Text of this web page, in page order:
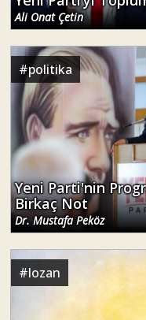
Ali Onat Çetin
#politika
Yeni Parti'nin
Birkaç Not
Dr. Mustafa Peköz
#lozan